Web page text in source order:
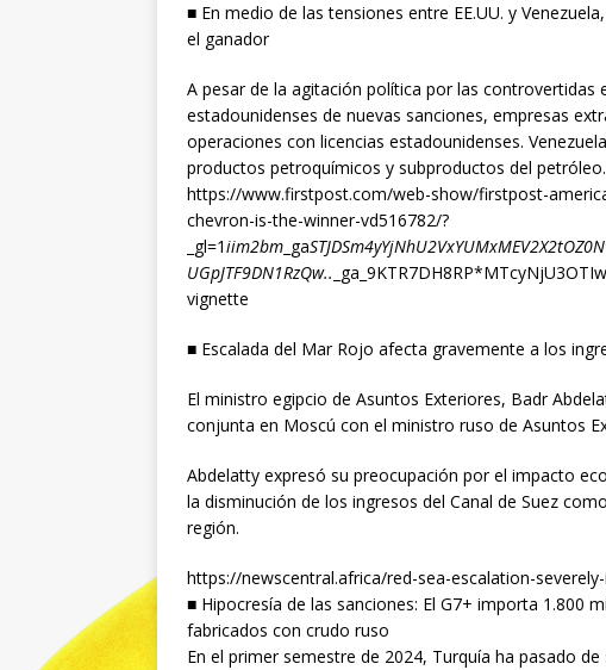
■ En medio de las tensiones entre EE.UU. y
el ganador
A pesar de la agitación política por las controvertidas
estadounidenses de nuevas sanciones, empresas
operaciones con licencias estadounidenses.
productos petroquímicos y subproductos del petróleo.
https://www.firstpost.com/web-show/firstpost-
chevron-is-the-winner-vd516782/?
_gl=1iim2bm _ga
UGpJTF9DN1RzQw..
vignette
■ Escalada del Mar Rojo afecta gravemente a los
El ministro egipcio de Asuntos Exteriores, Badr
conjunta en Moscú con el ministro ruso de Asuntos
Abdelatty expresó su preocupación por el impacto
la disminución de los ingresos del Canal de Suez
región.
https://newscentral.africa/red-sea-escalation-
■ Hipocresía de las sanciones: El G7+ importa 1.800
fabricados con crudo ruso
En el primer semestre de 2024, Turquía ha pasado